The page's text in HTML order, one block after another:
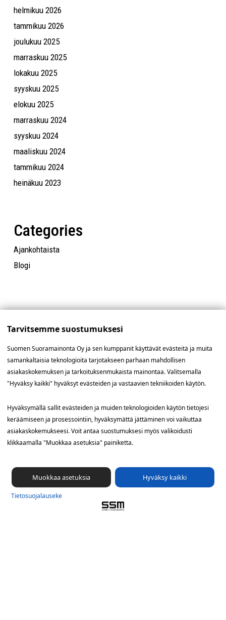
helmikuu 2026
tammikuu 2026
joulukuu 2025
marraskuu 2025
lokakuu 2025
syyskuu 2025
elokuu 2025
marraskuu 2024
syyskuu 2024
maaliskuu 2024
tammikuu 2024
heinäkuu 2023
Categories
Ajankohtaista
Blogi
Yhteystiedot
SSM Suomen Suoramainonta
Sähkötie 8, 01510 Vantaa
Tietosuojalauseke
Ilmoituskanava
Tarvitsemme suostumuksesi
Suomen Suoramainonta Oy ja sen kumppanit käyttävät evästeitä ja muita
samankaltaisia teknologioita tarjotakseen parhaan mahdollisen
asiakaskokemuksen ja tarkoituksenmukaista mainontaa. Valitsemalla
"Hyväksy kaikki" hyväksyt evästeiden ja vastaavien tekniikoiden käytön.
Hyväksymällä sallit evästeiden ja muiden teknologioiden käytön tietojesi
keräämiseen ja prosessointiin, hyväksymättä jättäminen voi vaikuttaa
asiakaskokemukseesi. Voit antaa suostumuksesi myös valikoidusti
klikkaamalla "Muokkaa asetuksia" painiketta.
Tietosuoja­lauseke
Muokkaa asetuksia Hyväksy kaikki